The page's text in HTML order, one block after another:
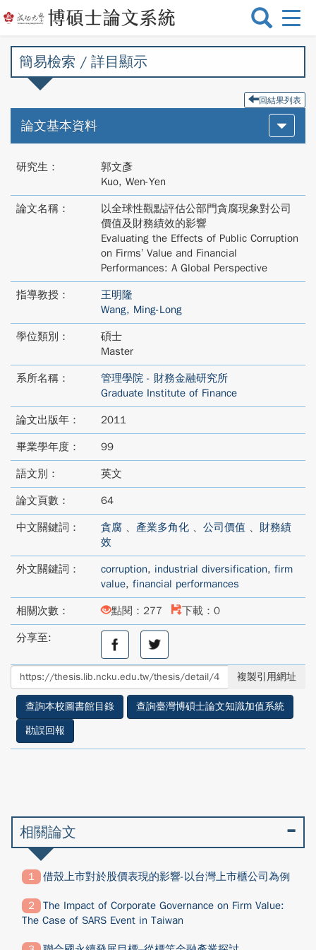
選
切
簡易檢索 / 詳目顯示
回結果列表
論文基本資料
研究生：
郭文彥
Kuo, Wen-Yen
論文名稱：
以全球性觀點評估公部門貪腐現象對公司
價值及財務績效的影響
Evaluating the Effects of Public Corruption
on Firms’ Value and Financial
Performances: A Global Perspective
指導教授：
王明隆
Wang, Ming-Long
學位類別：
碩士
Master
系所名稱：
管理學院 - 財務金融研究所
Graduate Institute of Finance
論文出版年： 2011
畢業學年度： 99
語文別： 英文
論文頁數： 64
中文關鍵詞： 貪腐 、 產業多角化 、 公司價值 、 財務績
效
外文關鍵詞： corruption, industrial diversification, firm
value, financial performances
相關次數： 點閱：277 下載：0
分享至:
分
至
facebook
分
享
至
twitter
複製引用網址
查詢本校圖書館目錄
查詢臺灣博碩士論文知識加值系統
勘誤回報
相關論文
借殼上市對於股價表現的影響-以台灣上市櫃公司為例
The Impact of Corporate Governance on Firm Value:
The Case of SARS Event in Taiwan